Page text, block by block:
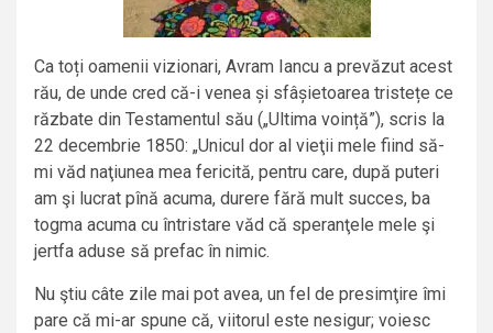
Ca toți oamenii vizionari, Avram Iancu a prevăzut acest
rău, de unde cred că-i venea și sfâșietoarea tristețe ce
răzbate din Testamentul său („Ultima voință”), scris la
22 decembrie 1850: „Unicul dor al vieţii mele fiind să-
mi văd naţiunea mea fericită, pentru care, după puteri
am şi lucrat pînă acuma, durere fără mult succes, ba
togma acuma cu întristare văd că speranţele mele şi
jertfa aduse să prefac în nimic.
Nu ştiu câte zile mai pot avea, un fel de presimţire îmi
pare că mi-ar spune că, viitorul este nesigur; voiesc